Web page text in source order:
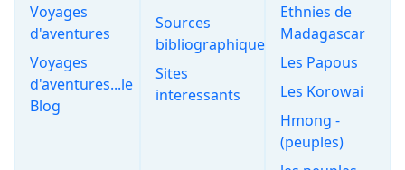
Voyages
d'aventures
Voyages
d'aventures...le
Blog
Sources
bibliographiques
Sites
interessants
Ethnies de
Madagascar
Les Papous
Les Korowai
Hmong -
(peuples)